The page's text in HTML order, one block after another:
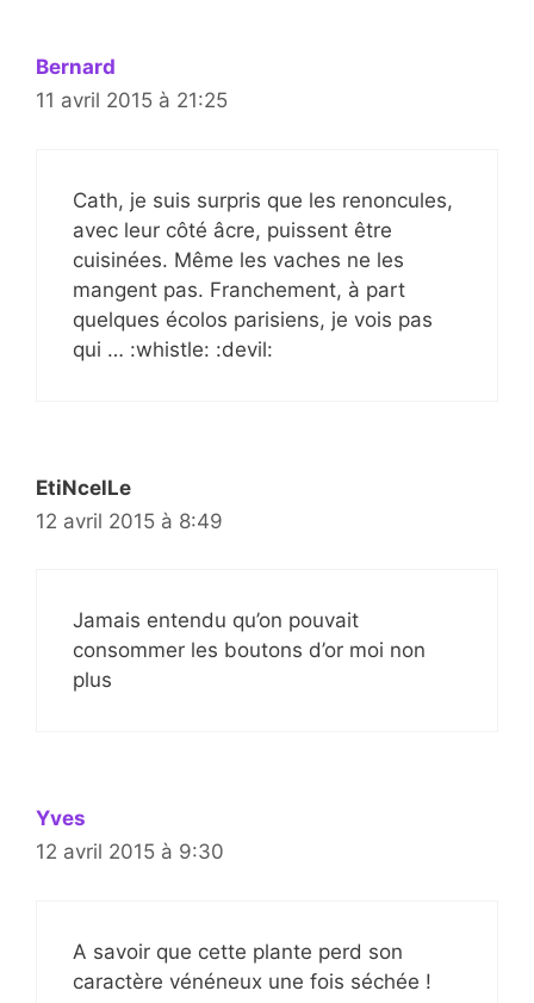
Bernard
11 avril 2015 à 21:25
Cath, je suis surpris que les renoncules,
avec leur côté âcre, puissent être
cuisinées. Même les vaches ne les
mangent pas. Franchement, à part
quelques écolos parisiens, je vois pas
qui … :whistle: :devil:
EtiNcelLe
12 avril 2015 à 8:49
Jamais entendu qu’on pouvait
consommer les boutons d’or moi non
plus
Yves
12 avril 2015 à 9:30
A savoir que cette plante perd son
caractère vénéneux une fois séchée !